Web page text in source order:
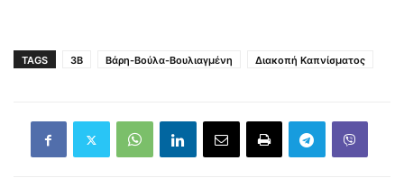
TAGS 3Β Βάρη-Βούλα-Βουλιαγμένη Διακοπή Καπνίσματος